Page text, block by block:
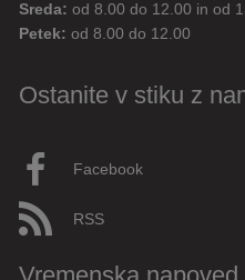
Sreda: od 8.00 do 12.00 in od
Petek: od 8.00 do 12.00
Ostanite v stiku z
Facebook
RSS